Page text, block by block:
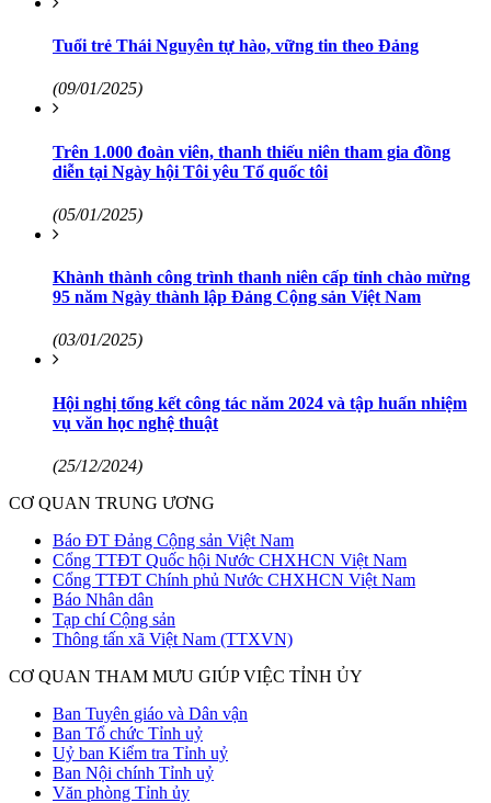
Tuổi trẻ Thái Nguyên tự hào, vững tin theo Đảng
(09/01/2025)
Trên 1.000 đoàn viên, thanh thiếu niên tham gia đồng
diễn tại Ngày hội Tôi yêu Tổ quốc tôi
(05/01/2025)
Khành thành công trình thanh niên cấp tỉnh chào mừng
95 năm Ngày thành lập Đảng Cộng sản Việt Nam
(03/01/2025)
Hội nghị tổng kết công tác năm 2024 và tập huấn nhiệm
vụ văn học nghệ thuật
(25/12/2024)
CƠ QUAN TRUNG ƯƠNG
Báo ĐT Đảng Cộng sản Việt Nam
Cổng TTĐT Quốc hội Nước CHXHCN Việt Nam
Cổng TTĐT Chính phủ Nước CHXHCN Việt Nam
Báo Nhân dân
Tạp chí Cộng sản
Thông tấn xã Việt Nam (TTXVN)
CƠ QUAN THAM MƯU GIÚP VIỆC TỈNH ỦY
Ban Tuyên giáo và Dân vận
Ban Tổ chức Tỉnh uỷ
Uỷ ban Kiểm tra Tỉnh uỷ
Ban Nội chính Tỉnh uỷ
Văn phòng Tỉnh ủy